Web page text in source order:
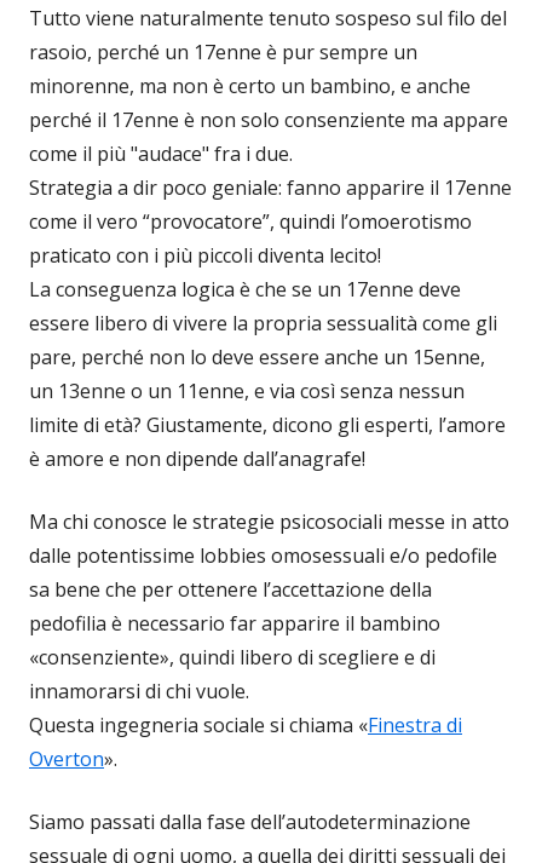
Tutto viene naturalmente tenuto sospeso sul filo del
rasoio, perché un 17enne è pur sempre un
minorenne, ma non è certo un bambino, e anche
perché il 17enne è non solo consenziente ma appare
come il più "audace" fra i due.
Strategia a dir poco geniale: fanno apparire il 17enne
come il vero “provocatore”, quindi l’omoerotismo
praticato con i più piccoli diventa lecito!
La conseguenza logica è che se un 17enne deve
essere libero di vivere la propria sessualità come gli
pare, perché non lo deve essere anche un 15enne,
un 13enne o un 11enne, e via così senza nessun
limite di età? Giustamente, dicono gli esperti, l’amore
è amore e non dipende dall’anagrafe!
Ma chi conosce le strategie psicosociali messe in atto
dalle potentissime lobbies omosessuali e/o pedofile
sa bene che per ottenere l’accettazione della
pedofilia è necessario far apparire il bambino
«consenziente», quindi libero di scegliere e di
innamorarsi di chi vuole.
Questa ingegneria sociale si chiama «Finestra di
Overton».
Siamo passati dalla fase dell’autodeterminazione
sessuale di ogni uomo, a quella dei diritti sessuali dei